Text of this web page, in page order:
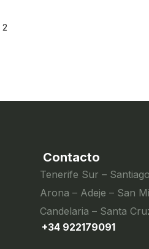
2
Contacto
Tenerife Sur –
Arona – Adeje – San
Candelaria – Santa
+34 922179091